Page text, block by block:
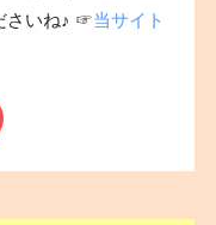
さいね♪ ☞当サイト